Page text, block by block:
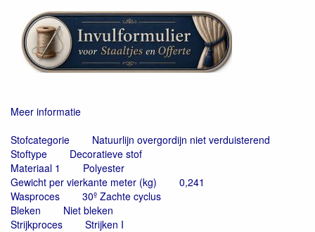
Meer informatie
Stofcategorie
Natuurlijn overgordijn niet verduisterend
Stoftype
Decoratieve stof
Materiaal 1
Polyester
Gewicht per vierkante meter (kg)
0,241
Wasproces
30º Zachte cyclus
Bleken
Niet bleken
Strijkproces
Strijken I